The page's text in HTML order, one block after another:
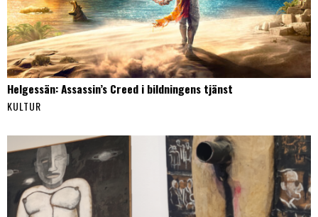
Helgessän: Assassin’s Creed i bildningens tjänst
KULTUR